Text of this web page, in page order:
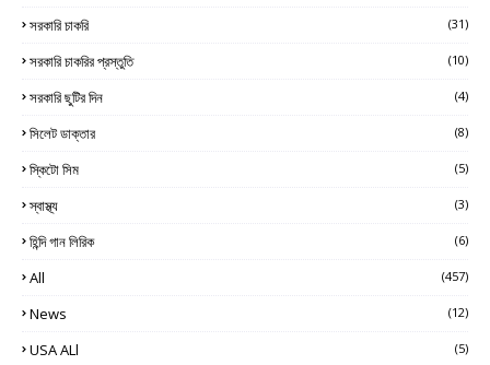
সরকারি চাকরি (31)
সরকারি চাকরির প্রস্তুতি (10)
সরকারি ছুটির দিন (4)
সিলেট ডাক্তার (8)
স্কিটো সিম (5)
স্বাস্থ্য (3)
হিন্দি গান লিরিক (6)
All (457)
News (12)
USA ALl (5)